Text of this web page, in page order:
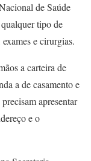
de Saúde
tipo de
e cirurgias.
a carteira de
a de casamento e
apresentar
e o